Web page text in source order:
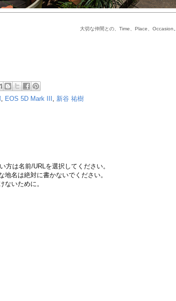
大切な仲間との、Time、Place、Occasion。
, EOS 5D Mark III , 新谷 祐樹
方は名前/URLを選択してください。
地名は絶対に書かないでください。
ないために。